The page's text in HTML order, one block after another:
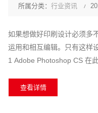
所属分类： 行业资讯
如果想做好印刷设计必须多
运用和相互编辑。只有这样
1 Adobe Photoshop CS 在
查看详情